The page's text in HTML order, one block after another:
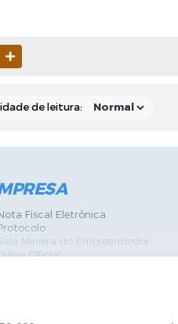
de leitura:
Fiscal Eletrônica
Mineira do Empreendedor
Oficial
Online